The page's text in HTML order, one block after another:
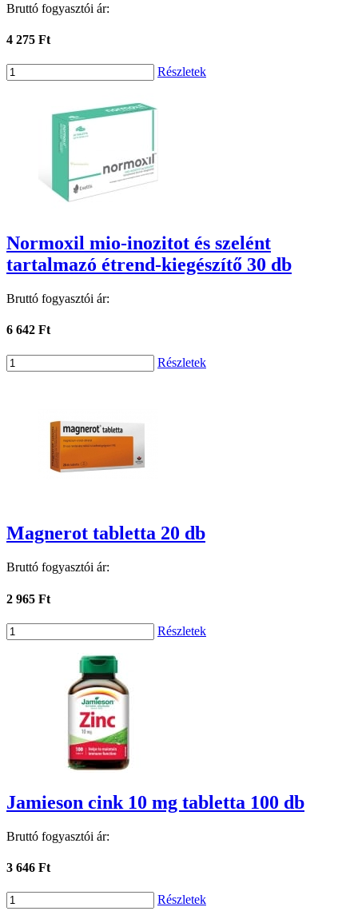
Bruttó fogyasztói ár:
4 275 Ft
Részletek
Normoxil mio-inozitot és szelént
tartalmazó étrend-kiegészítő 30 db
Bruttó fogyasztói ár:
6 642 Ft
Részletek
Magnerot tabletta 20 db
Bruttó fogyasztói ár:
2 965 Ft
Részletek
Jamieson cink 10 mg tabletta 100 db
Bruttó fogyasztói ár:
3 646 Ft
Részletek